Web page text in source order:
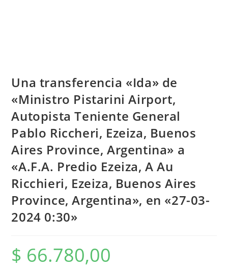
Una transferencia «Ida» de
«Ministro Pistarini Airport,
Autopista Teniente General
Pablo Riccheri, Ezeiza, Buenos
Aires Province, Argentina» a
«A.F.A. Predio Ezeiza, A Au
Ricchieri, Ezeiza, Buenos Aires
Province, Argentina», en «27-03-
2024 0:30»
$ 66.780,00